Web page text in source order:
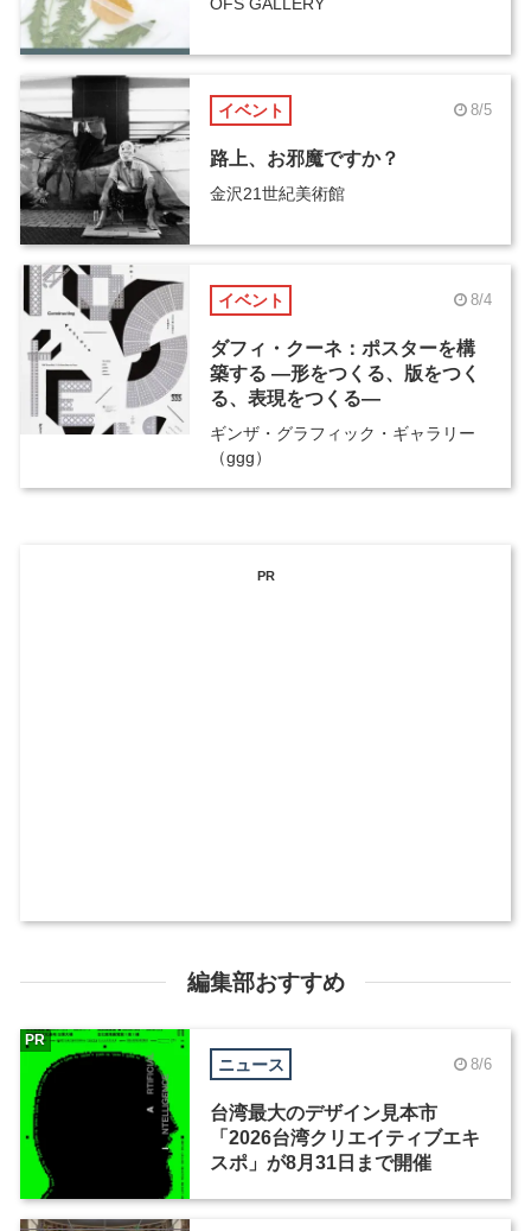
イベント 8/5
路上、お邪魔ですか？
金沢21世紀美術館
イベント 8/4
ダフィ・クーネ：ポスターを構
築する ―形をつくる、版をつく
る、表現をつくる―
ギンザ・グラフィック・ギャラリー
（ggg）
PR
編集部おすすめ
ニュース 8/6
台湾最大のデザイン見本市
「2026台湾クリエイティブエキ
スポ」が8月31日まで開催
PR